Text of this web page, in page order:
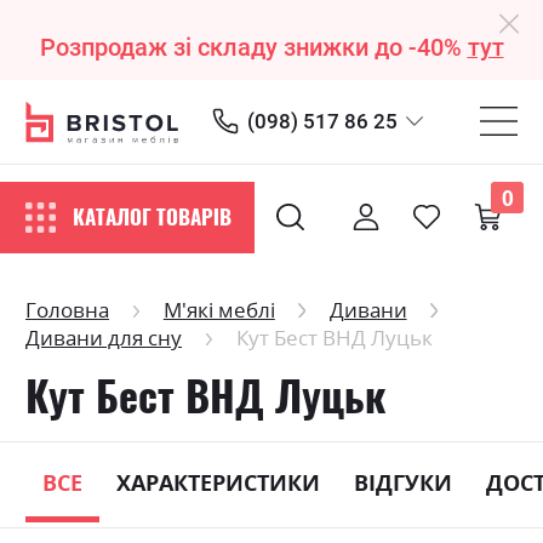
Розпродаж зі складу знижки до -40% тут
(098) 517 86 25
КАТАЛОГ ТОВАРІВ
0
Головна М'які меблі
Дивани
Дивани для сну
Кут Бест ВНД Луцьк
Кут Бест ВНД Луцьк
ВСЕ ХАРАКТЕРИСТИКИ ВІДГУКИ